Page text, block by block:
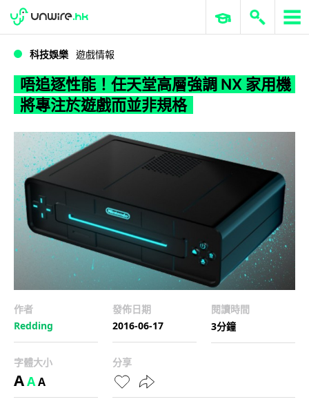
WWDC 2026 ERP 與商業 AI
科技娛樂 遊戲情報
唔追逐性能！任天堂高層強調 NX 家用機
將專注於遊戲而並非規格
作者
Redding
發佈日期
2016-06-17
閱讀時間
3分鐘
字體大小
AAA
分享